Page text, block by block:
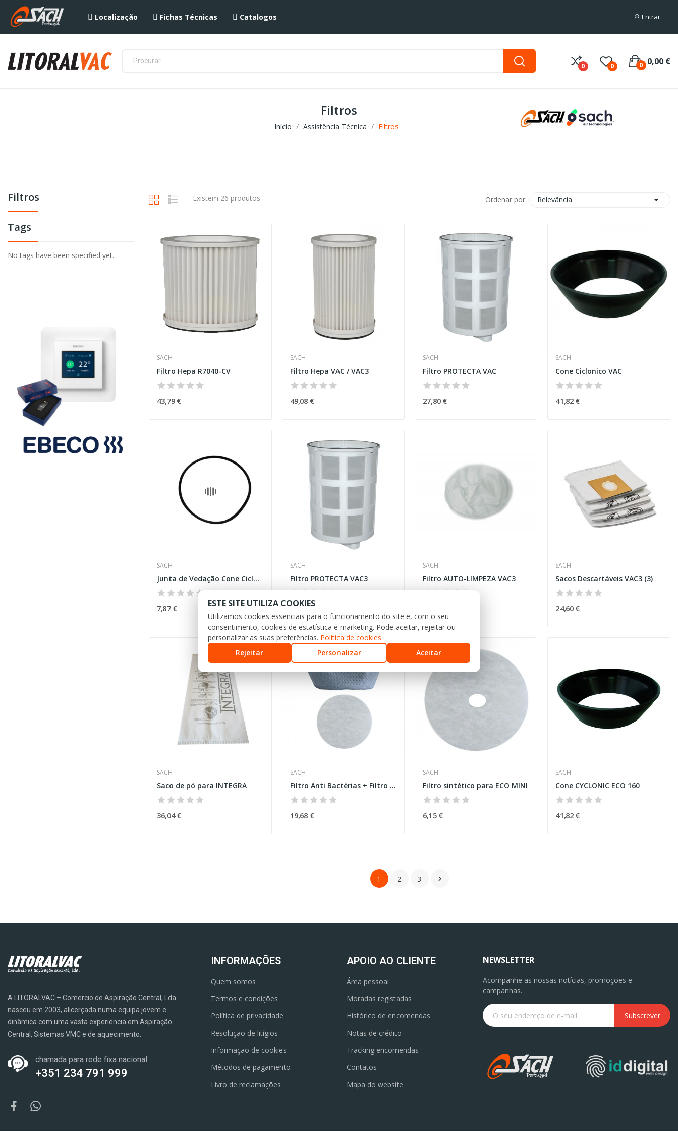
Localização Fichas Técnicas Catalogos Entrar
0 0 0,00 €
0
Filtros
Início Assistência Técnica Filtros
Filtros
Tags
No tags have been specified yet.
Existem 26 produtos. Ordenar por: Relevância 
SACH
Filtro Hepa R7040-CV
43,79 €
SACH
Filtro Hepa VAC / VAC3
49,08 €
SACH
Filtro PROTECTA VAC
27,80 €
SACH
Cone Ciclonico VAC
41,82 €
SACH
Junta de Vedação Cone Ciclonico VAC
7,87 €
SACH
Filtro PROTECTA VAC3
27,80 €
SACH
Filtro AUTO-LIMPEZA VAC3
SACH
Sacos Descartáveis VAC3 (3)
24,60 €
SACH
Saco de pó para INTEGRA
36,04 €
SACH
Filtro Anti Bactérias + Filtro motor
19,68 €
SACH
Filtro sintético para ECO MINI
6,15 €
SACH
Cone CYCLONIC ECO 160
41,82 €
1 2 3 
A LITORALVAC – Comercio de Aspiração Central, Lda
nasceu em 2003, alicerçada numa equipa jovem e
dinâmica com uma vasta experiencia em Aspiração
Central, Sistemas VMC e de aquecimento.
chamada para rede fixa nacional
+351 234 791 999
INFORMAÇÕES
Quem somos
Termos e condições
Política de privacidade
Resolução de litígios
Informação de cookies
Métodos de pagamento
Livro de reclamações
APOIO AO CLIENTE
Área pessoal
Moradas registadas
Histórico de encomendas
Notas de crédito
Tracking encomendas
Contatos
Mapa do website
NEWSLETTER
Acompanhe as nossas notícias, promoções e
campanhas.
Subscrever
ESTE SITE UTILIZA COOKIES
Utilizamos cookies essenciais para o funcionamento do site e, com o seu
consentimento, cookies de estatística e marketing. Pode aceitar, rejeitar ou
personalizar as suas preferências. Política de cookies
Rejeitar
Personalizar Aceitar